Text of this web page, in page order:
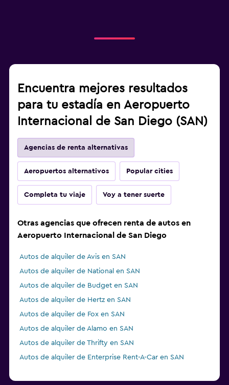
Encuentra mejores resultados
para tu estadía en Aeropuerto
Internacional de San Diego (SAN)
Agencias de renta alternativas
Aeropuertos alternativos Popular cities
Completa tu viaje Voy a tener suerte
Otras agencias que ofrecen renta de autos en
Aeropuerto Internacional de San Diego
Autos de alquiler de Avis en SAN
Autos de alquiler de National en SAN
Autos de alquiler de Budget en SAN
Autos de alquiler de Hertz en SAN
Autos de alquiler de Fox en SAN
Autos de alquiler de Alamo en SAN
Autos de alquiler de Thrifty en SAN
Autos de alquiler de Enterprise Rent-A-Car en SAN